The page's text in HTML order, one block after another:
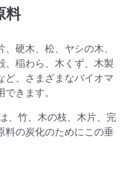
料
硬木、松、ヤシの木、
、稲わら、木くず、木製
ど、さまざまなバイオマ
きます。
、竹、木の枝、木片、完
料の炭化のためにこの垂